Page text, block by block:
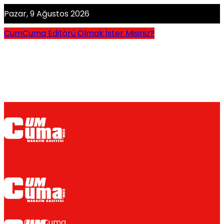
Pazar, 9 Ağustos 2026
CumCuma Editörü Olmak İster Misiniz?